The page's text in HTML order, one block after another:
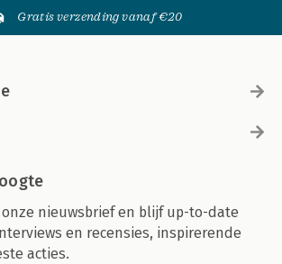
Gratis verzending vanaf €20
nieuwsbrief en blijf up-to-date
en recensies, inspirerende
acties.